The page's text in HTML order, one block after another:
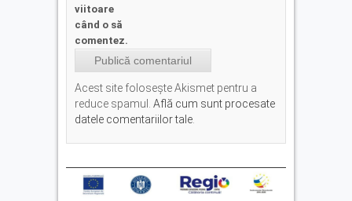
viitoare
când o să
comentez.
Acest site folosește Akismet pentru a
reduce spamul. Află cum sunt procesate
datele comentariilor tale